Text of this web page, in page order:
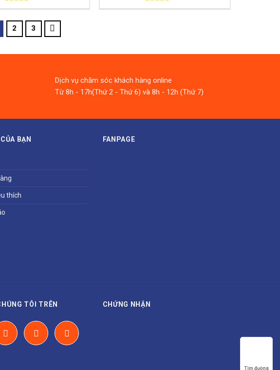
0
0
2 3
Dịch vụ chăm sóc khách hàng online
Từ 8h - 17h(Thứ 2 - Thứ 6) và 8h - 12h (Thứ 7)
BẠN
thích
FANPAGE
TÔI TRÊN CHỨNG NHẬN
Tìm đường